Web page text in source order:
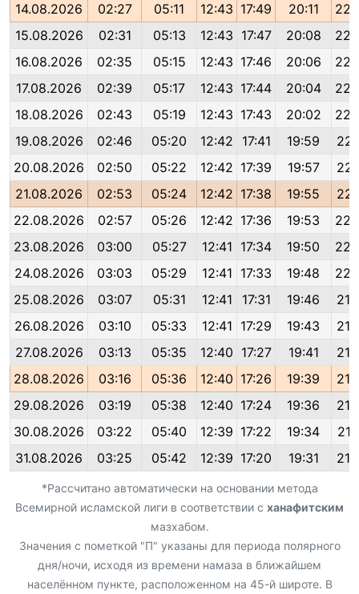
14.08.2026
02:27 05:11 12:43 17:49 20:11
15.08.2026
02:31 05:13 12:43 17:47 20:08
16.08.2026
02:35 05:15 12:43 17:46 20:06
17.08.2026
02:39 05:17 12:43 17:44 20:04
18.08.2026
02:43 05:19 12:43 17:43 20:02
19.08.2026
02:46 05:20 12:42 17:41 19:59
20.08.2026
02:50 05:22 12:42 17:39 19:57
21.08.2026
02:53 05:24 12:42 17:38 19:55
22.08.2026
02:57 05:26 12:42 17:36 19:53
23.08.2026
03:00 05:27 12:41 17:34 19:50
24.08.2026
03:03 05:29 12:41 17:33 19:48
25.08.2026
03:07 05:31 12:41 17:31 19:46
26.08.2026
03:10 05:33 12:41 17:29 19:43
27.08.2026
03:13 05:35 12:40 17:27 19:41
28.08.2026
03:16 05:36 12:40 17:26 19:39
29.08.2026
03:19 05:38 12:40 17:24 19:36
30.08.2026
03:22 05:40 12:39 17:22 19:34
31.08.2026
03:25 05:42 12:39 17:20 19:31
*Рассчитано автоматически на основании метода
Всемирной исламской лиги в соответствии с ханафитским
мазхабом.
Значения с пометкой "П" указаны для периода полярного
дня/ночи, исходя из времени намаза в ближайшем
населённом пункте, расположенном на 45-й широте. В